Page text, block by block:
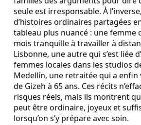
seule est irresponsable. À
d’histoires ordinaires partagées
tableau plus nuancé : une femme
mois tranquille à travailler à
Lisbonne, une autre qui s’est liée
femmes locales dans les studios
Medellín, une retraitée qui a enfin
de Gizeh à 65 ans. Ces récits
risques réels, mais ils montrent
peut être ordinaire, joyeux et
lorsqu’on s’y prépare avec soin.